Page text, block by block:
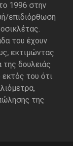
1996 στην
επιδιόρθωση
του έχουν
εκτιμώντας
της δουλειάς
του ότι
της